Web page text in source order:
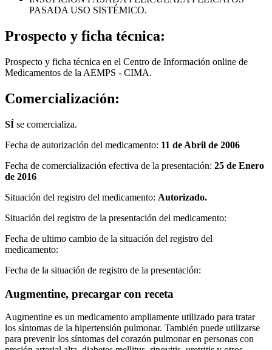
PASADA USO SISTÉMICO.
Prospecto y ficha técnica:
Prospecto y ficha técnica en el Centro de Información online de
Medicamentos de la AEMPS - CIMA.
Comercialización:
SÍ se comercializa.
Fecha de autorización del medicamento: 11 de Abril de 2006
Fecha de comercialización efectiva de la presentación: 25 de Enero
de 2016
Situación del registro del medicamento: Autorizado.
Situación del registro de la presentación del medicamento:
Fecha de ultimo cambio de la situación del registro del
medicamento:
Fecha de la situación de registro de la presentación:
Augmentine, precargar con receta
Augmentine es un medicamento ampliamente utilizado para tratar
los síntomas de la hipertensión pulmonar. También puede utilizarse
para prevenir los síntomas del corazón pulmonar en personas con